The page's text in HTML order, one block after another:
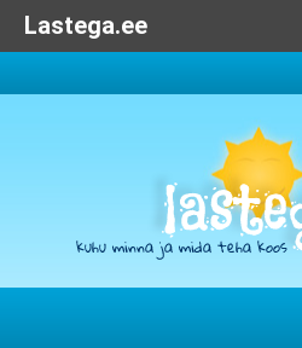
Kuhu minna lastega:
Lastega.ee